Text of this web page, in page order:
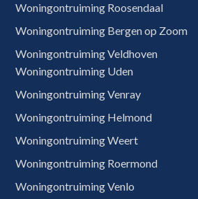
Woningontruiming Roosendaal
Woningontruiming Bergen op Zoom
Woningontruiming Veldhoven
Woningontruiming Uden
Woningontruiming Venray
Woningontruiming Helmond
Woningontruiming Weert
Woningontruiming Roermond
Woningontruiming Venlo